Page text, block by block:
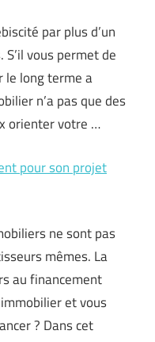
par plus d’un
vous permet de
le long terme a
n’a pas que des
orienter votre …
pour son projet
ne sont pas
mêmes. La
au financement
et vous
? Dans cet